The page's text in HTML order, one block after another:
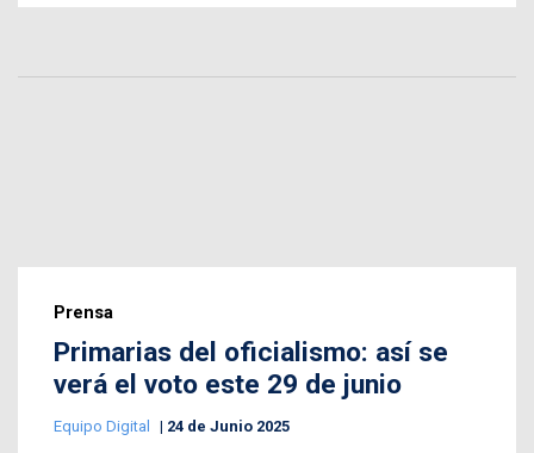
Prensa
Primarias del oficialismo: así se
verá el voto este 29 de junio
Equipo Digital 24 de Junio 2025